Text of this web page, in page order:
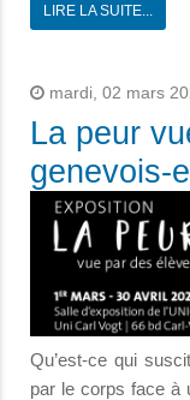
LIRE LA SUITE...
mardi, 02 mars
La peur
genevois-
Qu’est-ce qui
par le corps face à